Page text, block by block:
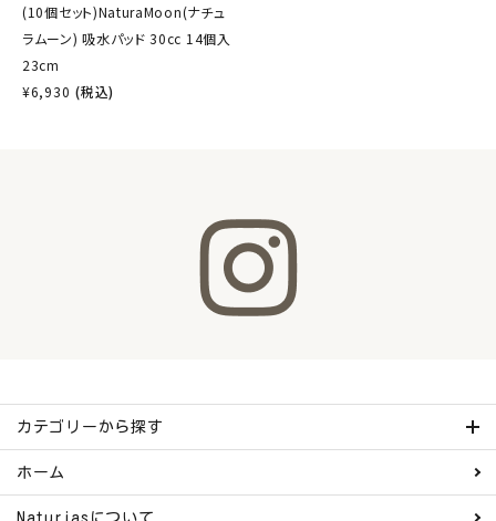
(10個セット)NaturaMoon(ナチュ
ラムーン) 吸水パッド 30cc 14個入
23cm
¥6,930 (税込)
カテゴリーから探す
ホーム
Naturiasについて